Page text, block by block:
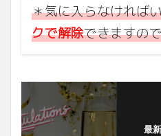
＊気に入らなければ
クで解除できますの
最